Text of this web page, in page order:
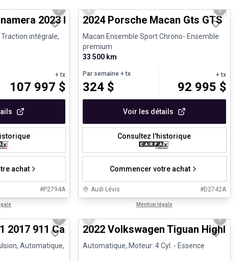
Next slide
2023 Panamera 4 Platinum Edition - CPO
intégrale,
+ tx
107 997 $
achat
#P2794A
Previous slide Next
2024 Porsche Macan Gts GTS
Macan Ensemble Sport Chrono- Ensemble
premium
33 500 km
Par semaine+ tx
324 $
+ tx
92 995 $
Voir les détails
Consultez l'historique
Commencer votre achat
Audi Lévis #D2742A
Mention légale
Next slide
2017 911 Carrera GTS - CPO
Automatique,
Très bonne offre
Previous slide Next
2022 Volkswagen Tiguan Highline
Automatique, Moteur: 4 Cyl. - Essence